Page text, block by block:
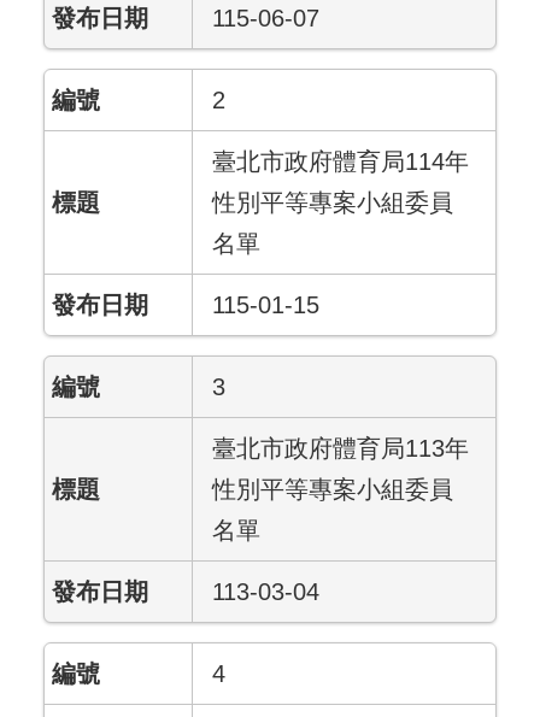
115-06-07
2
臺北市政府體育局114年
性別平等專案小組委員
名單
115-01-15
3
臺北市政府體育局113年
性別平等專案小組委員
名單
113-03-04
4